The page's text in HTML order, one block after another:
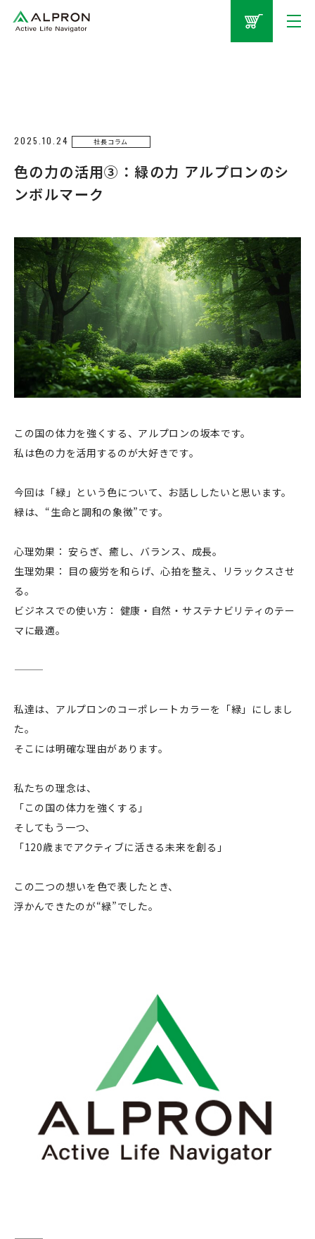
2025.10.24 社長コラム
色の力の活用③：緑の力 アルプロンのシ
ンボルマーク
この国の体力を強くする、アルプロンの坂本です。
私は色の力を活用するのが大好きです。
今回は「緑」という色について、お話ししたいと思います。
緑は、“生命と調和の象徴”です。
心理効果： 安らぎ、癒し、バランス、成長。
生理効果： 目の疲労を和らげ、心拍を整え、リラックスさせ
る。
ビジネスでの使い方： 健康・自然・サステナビリティのテー
マに最適。
私達は、アルプロンのコーポレートカラーを「緑」にしまし
た。
そこには明確な理由があります。
私たちの理念は、
「この国の体力を強くする」
そしてもう一つ、
「120歳までアクティブに活きる未来を創る」
この二つの想いを色で表したとき、
浮かんできたのが“緑”でした。